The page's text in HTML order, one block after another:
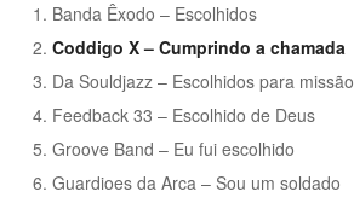
Banda Êxodo – Escolhidos
Coddigo X – Cumprindo a chamada
Da Souldjazz – Escolhidos para missão
Feedback 33 – Escolhido de Deus
Groove Band – Eu fui escolhido
Guardioes da Arca – Sou um soldado